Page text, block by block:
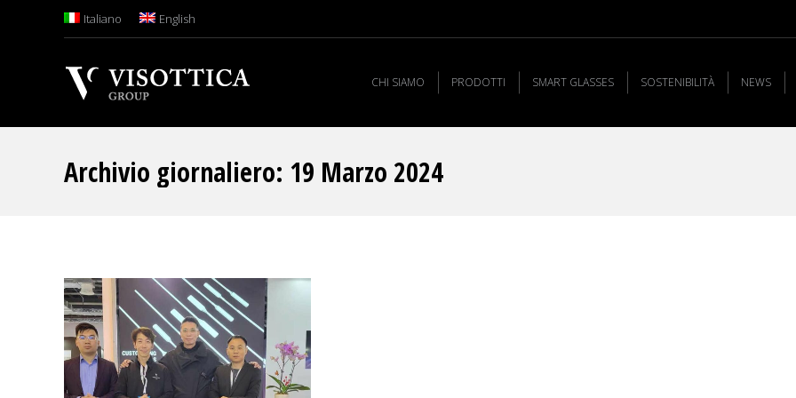
Italiano English
CHI SIAMO PRODOTTI SMART GLASSES SOSTENIBILITÀ NEWS
Archivio giornaliero: 19 Marzo 2024